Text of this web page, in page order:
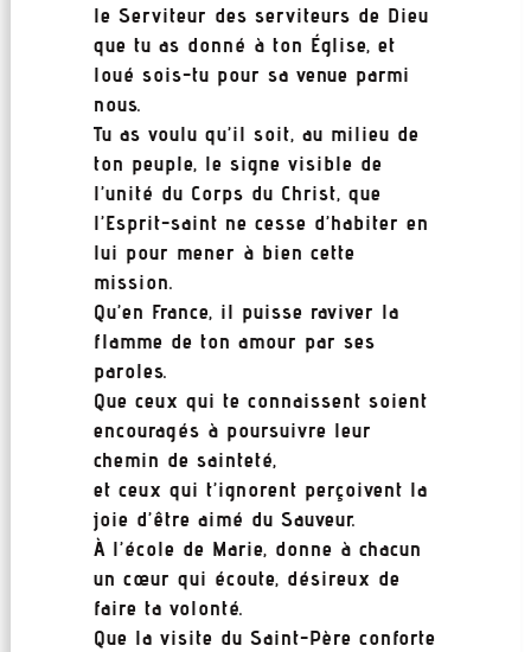
le Serviteur des serviteurs de Dieu
que tu as donné à ton Église, et
loué sois-tu pour sa venue parmi
nous.
Tu as voulu qu’il soit, au milieu de
ton peuple, le signe visible de
l’unité du Corps du Christ, que
l’Esprit-saint ne cesse d’habiter en
lui pour mener à bien cette
mission.
Qu’en France, il puisse raviver la
flamme de ton amour par ses
paroles.
Que ceux qui te connaissent soient
encouragés à poursuivre leur
chemin de sainteté,
et ceux qui t’ignorent perçoivent la
joie d’être aimé du Sauveur.
À l’école de Marie, donne à chacun
un cœur qui écoute, désireux de
faire ta volonté.
Que la visite du Saint-Père conforte